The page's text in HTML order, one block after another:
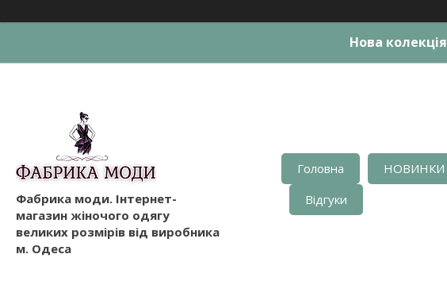
Нова
Фабрика моди. Інтернет-
магазин жіночого одягу
великих розмірів від виробника
м. Одеса
Головна НОВИНКИ
Відгуки